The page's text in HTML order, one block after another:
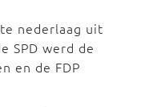
nederlaag uit
SPD werd de
en de FDP